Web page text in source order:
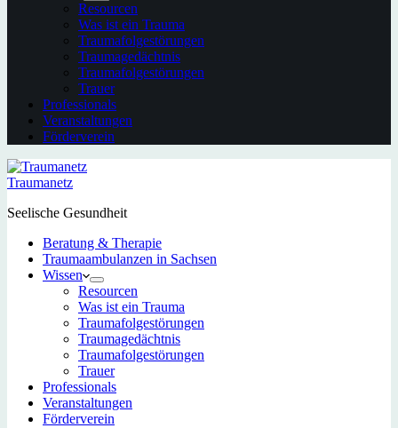
Resourcen
Was ist ein Trauma
Traumafolgestörungen
Traumagedächtnis
Traumafolgestörungen
Trauer
Professionals
Veranstaltungen
Förderverein
Traumanetz
Seelische Gesundheit
Beratung & Therapie
Traumaambulanzen in Sachsen
Wissen
Resourcen
Was ist ein Trauma
Traumafolgestörungen
Traumagedächtnis
Traumafolgestörungen
Trauer
Professionals
Veranstaltungen
Förderverein